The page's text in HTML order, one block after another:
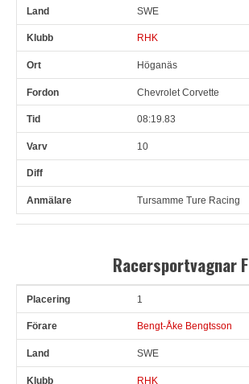
SWE
RHK
Höganäs
Chevrolet Corvette
08:19.83
10
Tursamme Ture Racing
Racersportvagnar F
Pl Förare 1
Bengt-Åke Bengtsson
SWE
RHK